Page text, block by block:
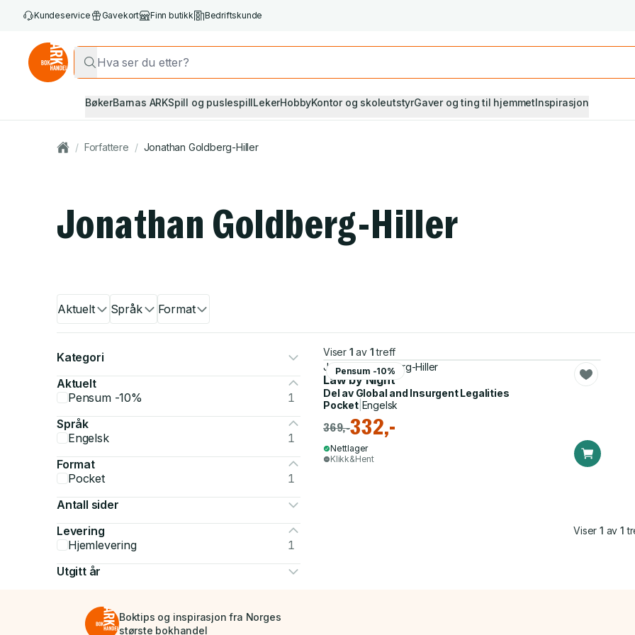
Kundeservice Gavekort Finn butikk Bedriftskunde
BøkerBarnas ARKSpill og puslespillLekerHobbyKontor og skoleutstyrGaver og ting til hjemmetInspirasjon
/ Forfattere / Jonathan Goldberg-Hiller
Jonathan Goldberg-Hiller
Aktuelt Språk Format
Kategori
Aktuelt
Pensum -10%
1
Språk
Engelsk
1
Format
Pocket
1
Antall sider
Levering
Hjemlevering
1
Utgitt år
Viser 1 av 1 treff
Pensum -10%
Jonathan Goldberg-Hiller
Law by Night
Del av Global and Insurgent Legalities
Pocket| Engelsk
369,-332,-
Nettlager
Klikk&Hent
Viser1 av 1
Boktips og inspirasjon fra Norges
største bokhandel